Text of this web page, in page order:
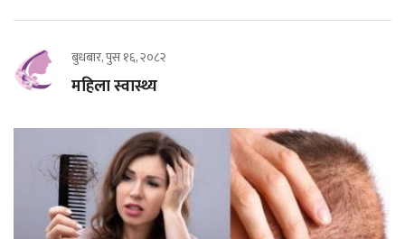
बुधबार, पुस १६, २०८२
महिला स्वास्थ्य